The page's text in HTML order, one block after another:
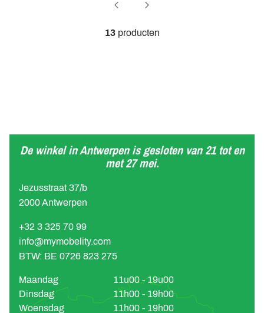
13producten
De winkel in Antwerpen is gesloten van 21 tot en
met 27 mei.
Jezusstraat 37/b
2000 Antwerpen
+32 3 325 70 99
info@mymobelity.com
BTW: BE 0726 823 275
Maandag
11u00 - 19u00
Dinsdag
11h00 - 19h00
Woensdag
11h00 - 19h00